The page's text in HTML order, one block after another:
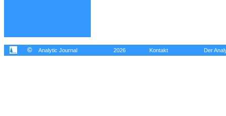
© Analytic Journal 2026 Kontakt Der